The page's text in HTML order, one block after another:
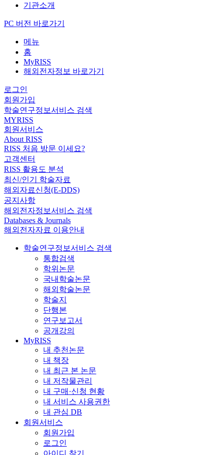
기관소개
PC 버전 바로가기
메뉴
홈
MyRISS
해외전자정보 바로가기
로그인
회원가입
학술연구정보서비스 검색
MYRISS
회원서비스
About RISS
RISS 처음 방문 이세요?
고객센터
RISS 활용도 분석
최신/인기 학술자료
해외자료신청(E-DDS)
공지사항
해외전자정보서비스 검색
Databases & Journals
해외전자자료 이용안내
학술연구정보서비스 검색
통합검색
학위논문
국내학술논문
해외학술논문
학술지
단행본
연구보고서
공개강의
MyRISS
내 추천논문
내 책장
내 최근 본 논문
내 저작물관리
내 구매·신청 현황
내 서비스 사용권한
내 관심 DB
회원서비스
회원가입
로그인